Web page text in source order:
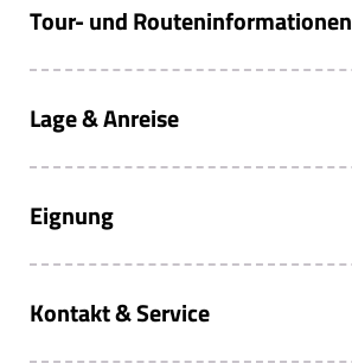
Tour- und Routeninformationen
Lage & Anreise
Eignung
Kontakt & Service